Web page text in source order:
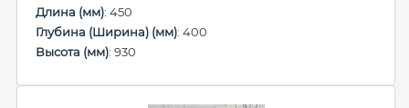
Длина (мм): 450
Глубина (Ширина) (мм): 400
Высота (мм): 930